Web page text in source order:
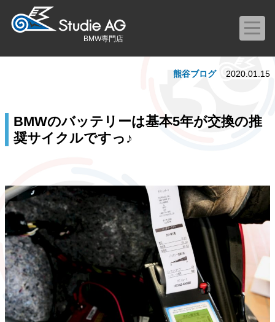
BMW専門店
BMWのバッテリーは基本5年が交換の推
奨サイクルですっ♪
熊谷ブログ 2020.01.15